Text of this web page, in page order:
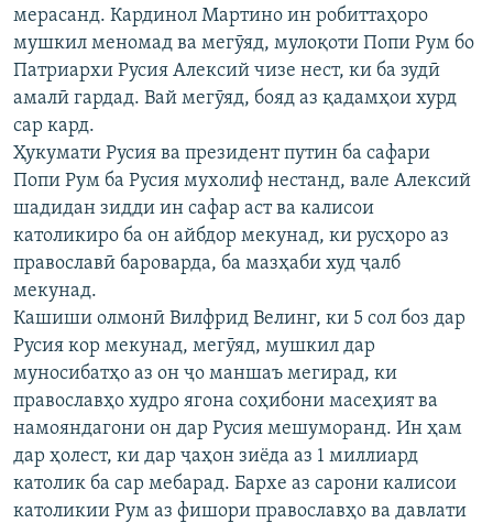
мерасанд. Кардинол Мартино ин робиттаҳоро
мушкил меномад ва мегӯяд, мулоқоти Попи Рум бо
Патриархи Русия Алексий чизе нест, ки ба зудӣ
амалӣ гардад. Вай мегӯяд, бояд аз қадамҳои хурд
сар кард.
Ҳукумати Русия ва президент путин ба сафари
Попи Рум ба Русия мухолиф нестанд, вале Алексий
шадидан зидди ин сафар аст ва калисои
католикиро ба он айбдор мекунад, ки русҳоро аз
православӣ бароварда, ба мазҳаби худ ҷалб
мекунад.
Кашиши олмонӣ Вилфрид Велинг, ки 5 сол боз дар
Русия кор мекунад, мегӯяд, мушкил дар
муносибатҳо аз он ҷо маншаъ мегирад, ки
православҳо худро ягона соҳибони масеҳият ва
намояндагони он дар Русия мешуморанд. Ин ҳам
дар ҳолест, ки дар ҷаҳон зиёда аз 1 миллиард
католик ба сар мебарад. Бархе аз сарони калисои
католикии Рум аз фишори православҳо ва давлати